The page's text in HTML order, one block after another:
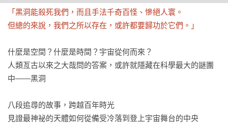
「黑洞能殺死我們，而且手法千奇百怪、慘絕人寰。
但總的來說，我們之所以存在，或許都要歸功於它們。」
什麼是空間？什麼是時間？宇宙從何而來？
人類亙古以來之大哉問的答案，或許就隱藏在科學最大的謎團
中——黑洞
八段追尋的故事，跨越百年時光
見證最神祕的天體如何從備受冷落到登上宇宙舞台的中央